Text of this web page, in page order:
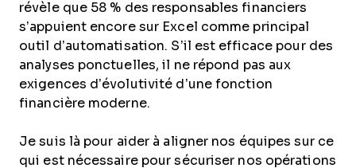
révèle que 58 % des responsables financiers
s’appuient encore sur Excel comme principal
outil d’automatisation. S’il est efficace pour des
analyses ponctuelles, il ne répond pas aux
exigences d’évolutivité d’une fonction
financière moderne.
Je suis là pour aider à aligner nos équipes sur ce
qui est nécessaire pour sécuriser nos opérations